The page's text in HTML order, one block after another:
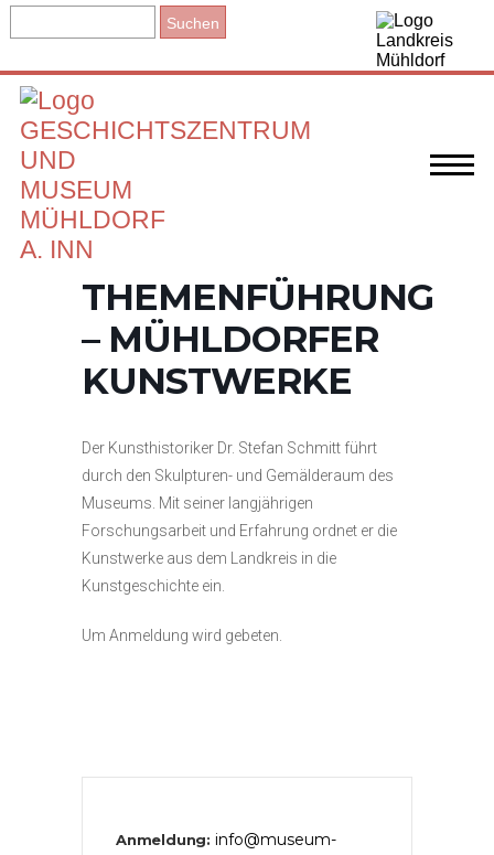
THEMENFÜHRUNG
– MÜHLDORFER
KUNSTWERKE
Der Kunsthistoriker Dr. Stefan Schmitt führt
durch den Skulpturen- und Gemälderaum des
Museums. Mit seiner langjährigen
Forschungsarbeit und Erfahrung ordnet er die
Kunstwerke aus dem Landkreis in die
Kunstgeschichte ein.
Um Anmeldung wird gebeten.
Anmeldung: info@museum-